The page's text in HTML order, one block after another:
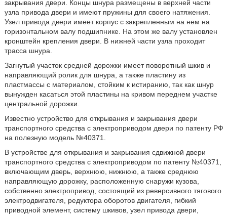
закрывания двери. Концы шнура размещены в верхней части
узла привода двери и имеют пружины для своего натяжения.
Узел привода двери имеет корпус с закрепленным на нем на
горизонтальном валу подшипнике. На этом же валу установлен
кронштейн крепления двери. В нижней части узла проходит
трасса шнура.
Загнутый участок средней дорожки имеет поворотный шкив и
направляющий ролик для шнура, а также пластину из
пластмассы с материалом, стойким к истиранию, так как шнур
вынужден касаться этой пластины на кривом переднем участке
центральной дорожки.
Известно устройство для открывания и закрывания двери
транспортного средства с электроприводом двери по патенту РФ
на полезную модель №40371.
В устройстве для открывания и закрывания сдвижной двери
транспортного средства с электроприводом по патенту №40371,
включающим дверь, верхнюю, нижнюю, а также среднюю
направляющую дорожку, расположенную снаружи кузова,
собственно электропривод, состоящий из реверсивного тягового
электродвигателя, редуктора оборотов двигателя, гибкий
приводной элемент, систему шкивов, узел привода двери,